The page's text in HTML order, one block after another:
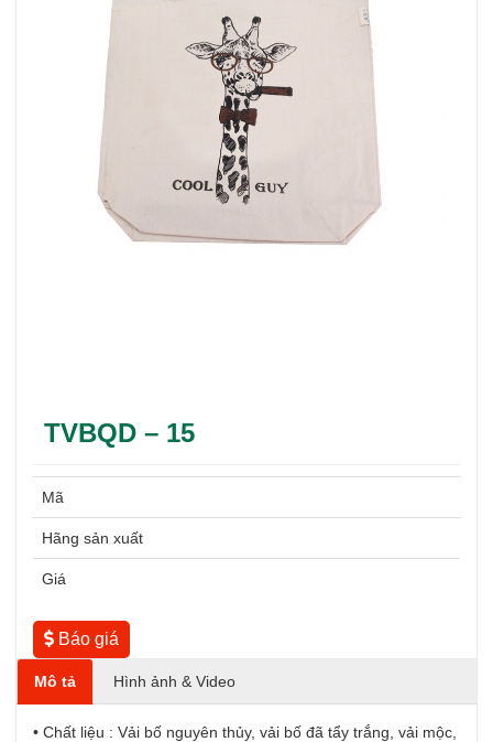
TVBQD – 15
Mã
Hãng sản xuất
Giá
Báo giá
Mô tả Hình ảnh & Video
• Chất liệu : Vải bố nguyên thủy, vải bố đã tẩy trắng, vải mộc,